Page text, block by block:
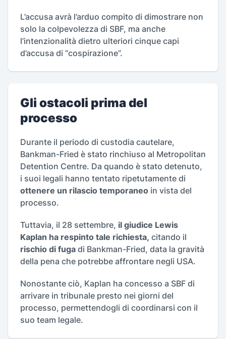
L’accusa avrà l’arduo compito di dimostrare non
solo la colpevolezza di SBF, ma anche
l’intenzionalità dietro ulteriori cinque capi
d’accusa di “cospirazione”.
Gli ostacoli prima del
processo
Durante il periodo di custodia cautelare,
Bankman-Fried è stato rinchiuso al Metropolitan
Detention Centre. Da quando è stato detenuto,
i suoi legali hanno tentato ripetutamente di
ottenere un rilascio temporaneo in vista del
processo.
Tuttavia, il 28 settembre, il giudice Lewis
Kaplan ha respinto tale richiesta, citando il
rischio di fuga di Bankman-Fried, data la gravità
della pena che potrebbe affrontare negli USA.
Nonostante ciò, Kaplan ha concesso a SBF di
arrivare in tribunale presto nei giorni del
processo, permettendogli di coordinarsi con il
suo team legale.